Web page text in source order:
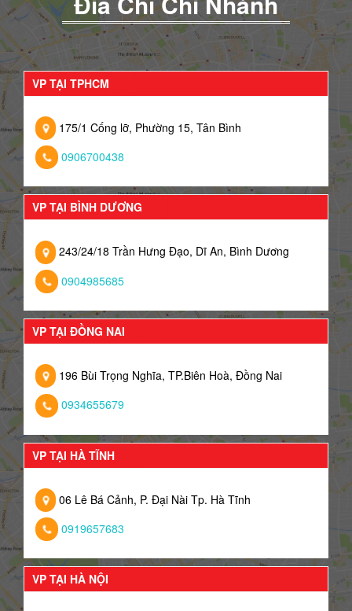
VP TẠI TPHCM
175/1 Cống lỡ, Phường 15, Tân Bình
0906700438
VP TẠI BÌNH DƯƠNG
243/24/18 Trần Hưng Đạo, Dĩ An, Bình Dương
0904985685
VP TẠI ĐỒNG NAI
196 Bùi Trọng Nghĩa, TP.Biên Hoà, Đồng Nai
0934655679
VP TẠI HÀ TĨNH
06 Lê Bá Cảnh, P. Đại Nài Tp. Hà Tĩnh
0919657683
VP TẠI HÀ NỘI